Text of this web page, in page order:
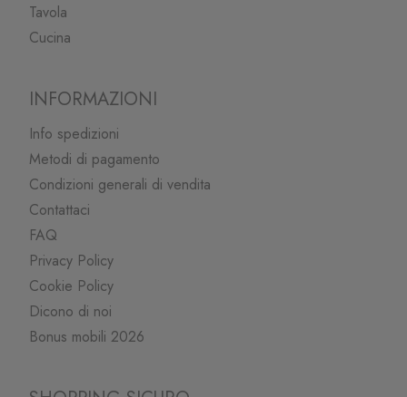
Tavola
Cucina
INFORMAZIONI
Info spedizioni
Metodi di pagamento
Condizioni generali di vendita
Contattaci
FAQ
Privacy Policy
Cookie Policy
Dicono di noi
Bonus mobili 2026